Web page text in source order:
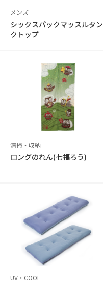
メンズ
シックスパックマッスルタン
クトップ
清掃・収納
ロングのれん(七福ろう)
UV・COOL